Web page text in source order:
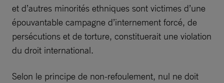
et d’autres minorités ethniques sont victimes d’une
épouvantable campagne d’internement forcé, de
persécutions et de torture, constituerait une violation
du droit international.
Selon le principe de non-refoulement, nul ne doit